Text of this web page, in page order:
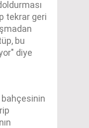
tekrar geri
bu
diye